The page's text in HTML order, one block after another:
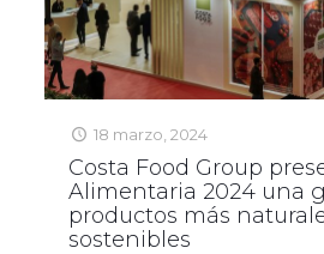
18 marzo, 2024
Costa Food Group
Alimentaria 2024 una
productos más
sostenibles